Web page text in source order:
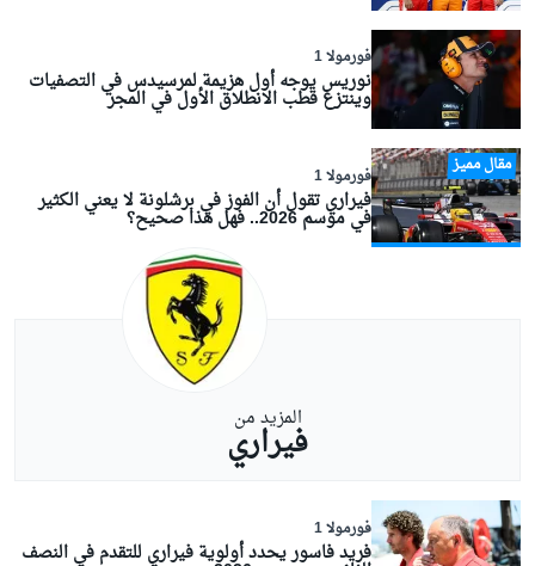
فورمولا 1
نوريس يوجه أول هزيمة لمرسيدس في التصفيات
وينتزع قطب الانطلاق الأول في المجر
مقال مميز فورمولا 1
فيراري تقول أن الفوز في برشلونة لا يعني الكثير
في موسم 2026.. فهل هذا صحيح؟
المزيد من
فيراري
فورمولا 1
فريد فاسور يحدد أولوية فيراري للتقدم في النصف